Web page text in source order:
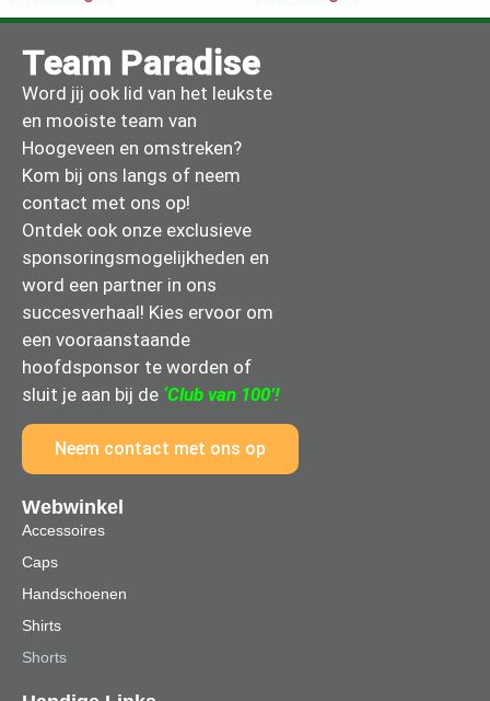
Team Paradise
Word jij ook lid van het leukste
en mooiste team van
Hoogeveen en omstreken?
Kom bij ons langs of neem
contact met ons op!
Ontdek ook onze exclusieve
sponsoringsmogelijkheden en
word een partner in ons
succesverhaal! Kies ervoor om
een vooraanstaande
hoofdsponsor te worden of
sluit je aan bij de ‘Club van 100’!
Neem contact met ons op
Webwinkel
Accessoires
Caps
Handschoenen
Shirts
Shorts